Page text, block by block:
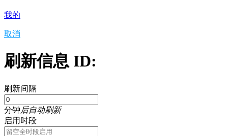
我的
取消
刷新信息 ID:
刷新间隔
分钟后自动刷新
启用时段